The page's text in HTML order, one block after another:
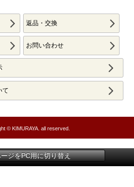
返品・交換
お問い合わせ
て
© KIMURAYA. all reserved.
ジをPC用に切り替え